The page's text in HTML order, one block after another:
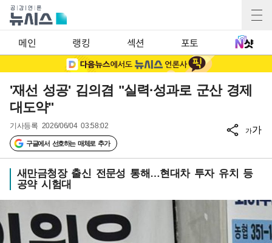
메인 랭킹 섹션 포토
'재선 성공' 김의겸 "실력·성과로 군산 경제
대도약"
기사등록 2026/06/04 03:58:02
구글에서 선호하는 매체로 추가
가가
새만금청장 출신 전문성 통해…현대차 투자 유치 등
공약 시험대